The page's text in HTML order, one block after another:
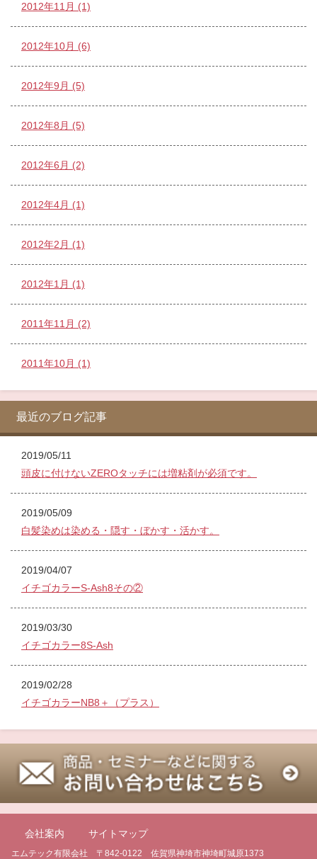
2012年11月 (1)
2012年10月 (6)
2012年9月 (5)
2012年8月 (5)
2012年6月 (2)
2012年4月 (1)
2012年2月 (1)
2012年1月 (1)
2011年11月 (2)
2011年10月 (1)
最近のブログ記事
2019/05/11
頭皮に付けないZEROタッチには増粘剤が必須です。
2019/05/09
白髪染めは染める・隠す・ぼかす・活かす。
2019/04/07
イチゴカラーS-Ash8その②
2019/03/30
イチゴカラー8S-Ash
2019/02/28
イチゴカラーNB8＋（プラス）
会社案内 サイトマップ
エムテック有限会社 〒842-0122 佐賀県神埼市神埼町城原1373